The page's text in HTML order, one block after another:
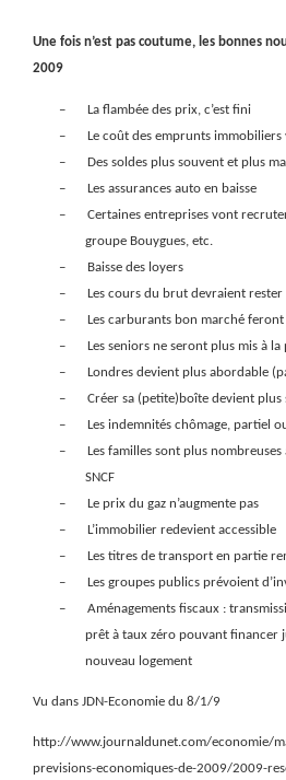
Une fois n’est pas coutume, les bonnes
2009
–
La flambée des prix, c’est fini
–
Le coût des emprunts immobiliers
–
Des soldes plus souvent et plus
–
Les assurances auto en baisse
–
Certaines entreprises vont
groupe Bouygues, etc.
–
Baisse des loyers
–
Les cours du brut devraient rester
–
Les carburants bon marché
–
Les seniors ne seront plus mis à la
–
Londres devient plus abordable
–
Créer sa (petite)boîte devient plus
–
Les indemnités chômage, partiel
–
Les familles sont plus
SNCF
–
Le prix du gaz n’augmente pas
–
L’immobilier redevient accessible
–
Les titres de transport en partie
–
Les groupes publics prévoient
–
Aménagements fiscaux :
prêt à taux zéro pouvant financer
nouveau logement
Vu dans JDN-Economie du 8/1/9
http://www.journaldunet.com/economie/
previsions-economiques-de-2009/2009-